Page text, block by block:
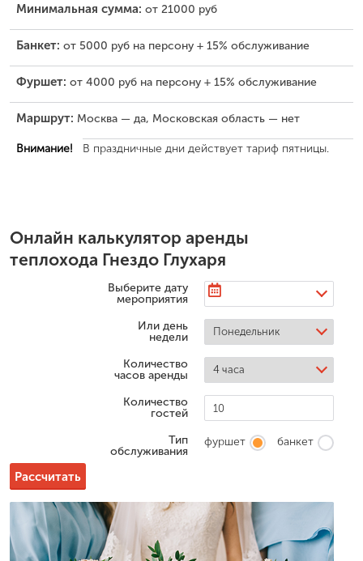
Минимальная сумма: от 21000 руб
Банкет: от 5000 руб на персону + 15% обслуживание
Фуршет: от 4000 руб на персону + 15% обслуживание
Маршрут: Москва — да, Московская область — нет
Внимание! В праздничные дни действует тариф пятницы.
Хотя уже прошла неделя с празднования
свадьбы, все равно от одних только
хочется танцевать, потому что в день моей
было о...
Читать весь отзыв
Онлайн калькулятор аренды
теплохода Гнездо Глухаря
Выберите дату
мероприятия
Или день
недели
Количество
часов аренды
Количество
гостей
Тип
обслуживания
фуршет банкет
Рассчитать